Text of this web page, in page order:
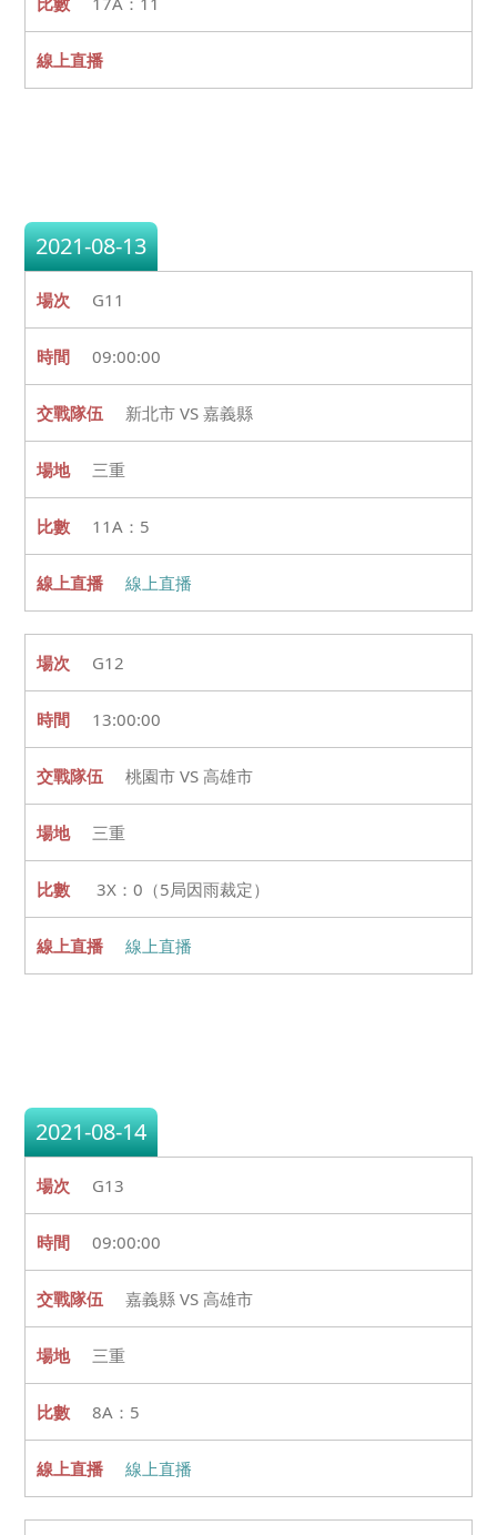
2021-08-13
G11
09:00:00
新北市 VS 嘉義縣
三重
11A：5
線上直播
G12
13:00:00
桃園市 VS 高雄市
三重
3X：0（5局因雨裁定）
線上直播
2021-08-14
G13
09:00:00
嘉義縣 VS 高雄市
三重
8A：5
線上直播